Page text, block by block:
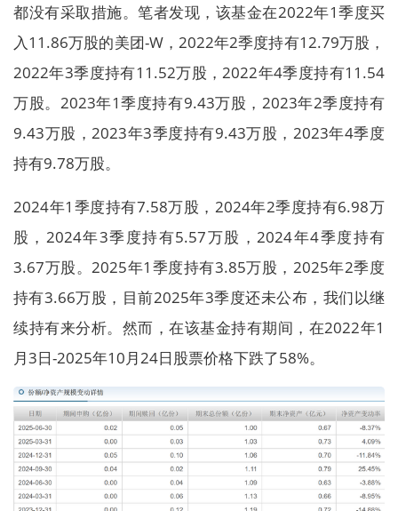
都没有采取措施。笔者发现，该基金在2022年1季度买
入11.86万股的美团-W，2022年2季度持有12.79万股，
2022年3季度持有11.52万股，2022年4季度持有11.54
万股。2023年1季度持有9.43万股，2023年2季度持有
9.43万股，2023年3季度持有9.43万股，2023年4季度
持有9.78万股。
2024年1季度持有7.58万股，2024年2季度持有6.98万
股，2024年3季度持有5.57万股，2024年4季度持有
3.67万股。2025年1季度持有3.85万股，2025年2季度
持有3.66万股，目前2025年3季度还未公布，我们以继
续持有来分析。然而，在该基金持有期间，在2022年1
月3日-2025年10月24日股票价格下跌了58%。